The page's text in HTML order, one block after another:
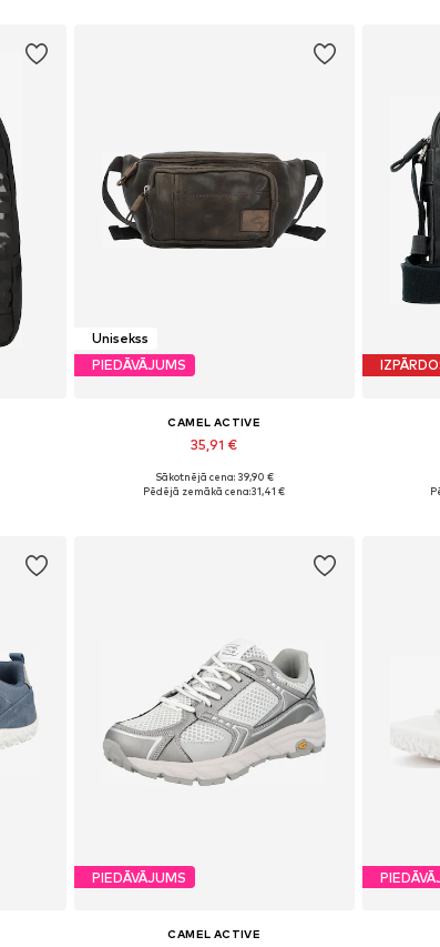
Unisekss
PIEDĀVĀJUMS
CAMEL ACTIVE
35,91 €
Pieejamie izmēri: XS-XL
Sākotnējā cena: 39,90 €
Pēdējā zemākā cena:31,41 €
PIEDĀVĀJUMS
CAMEL ACTIVE